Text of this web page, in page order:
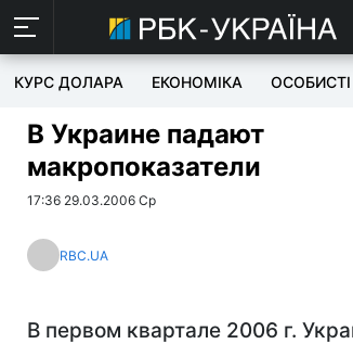
КУРС ДОЛАРА ЕКОНОМІКА
В Украине падают
макропоказатели
17:36 29.03.2006 Ср
RBC.UA
В первом квартале 2006 г.